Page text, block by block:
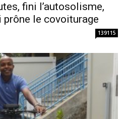
fini l’autosolisme,
le covoiturage
139115